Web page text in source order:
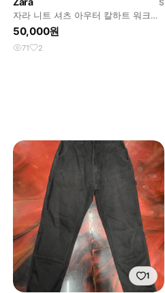
S
자라 니트 셔츠 아우터 칼하트 워크자
켓맛
50,000원
71 2
1